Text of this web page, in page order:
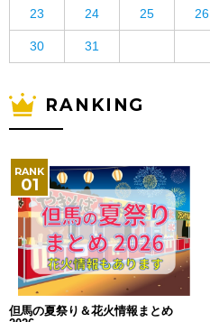
23 24 25 26
30 31
RANKING
但馬の夏祭り＆花火情報まとめ